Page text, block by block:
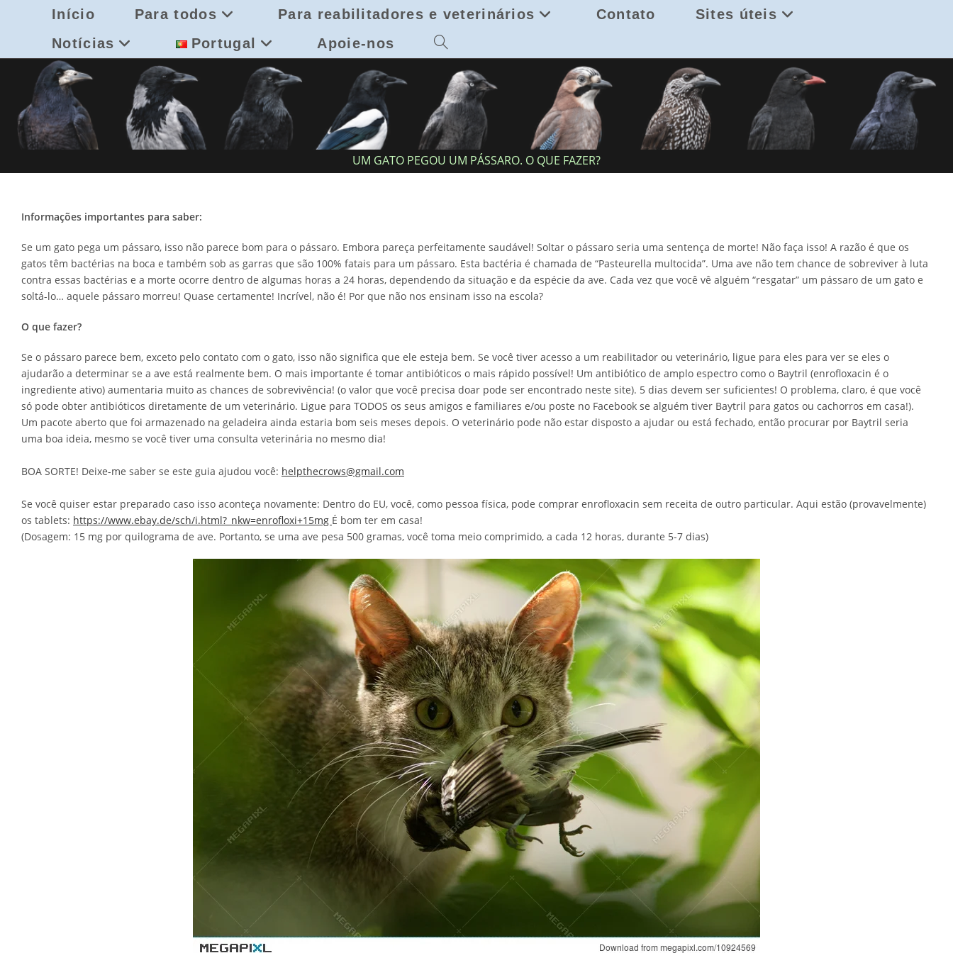
Início Para todos Para reabilitadores e veterinários Contato
Sites úteis
Notícias
Portugal Apoie-nos Toggle
website
search
UM GATO PEGOU UM PÁSSARO. O QUE FAZER?
Informações importantes para saber:
Se um gato pega um pássaro, isso não parece bom para o pássaro. Embora pareça perfeitamente saudável! Soltar o pássaro seria uma sentença de morte! Não faça isso! A razão é que os
gatos têm bactérias na boca e também sob as garras que são 100% fatais para um pássaro. Esta bactéria é chamada de “Pasteurella multocida”. Uma ave não tem chance de sobreviver à luta
contra essas bactérias e a morte ocorre dentro de algumas horas a 24 horas, dependendo da situação e da espécie da ave. Cada vez que você vê alguém “resgatar” um pássaro de um gato e
soltá-lo… aquele pássaro morreu! Quase certamente! Incrível, não é! Por que não nos ensinam isso na escola?
O que fazer?
Se o pássaro parece bem, exceto pelo contato com o gato, isso não significa que ele esteja bem. Se você tiver acesso a um reabilitador ou veterinário, ligue para eles para ver se eles o
ajudarão a determinar se a ave está realmente bem. O mais importante é tomar antibióticos o mais rápido possível! Um antibiótico de amplo espectro como o Baytril (enrofloxacin é o
ingrediente ativo) aumentaria muito as chances de sobrevivência! (o valor que você precisa doar pode ser encontrado neste site). 5 dias devem ser suficientes! O problema, claro, é que você
só pode obter antibióticos diretamente de um veterinário. Ligue para TODOS os seus amigos e familiares e/ou poste no Facebook se alguém tiver Baytril para gatos ou cachorros em casa!).
Um pacote aberto que foi armazenado na geladeira ainda estaria bom seis meses depois. O veterinário pode não estar disposto a ajudar ou está fechado, então procurar por Baytril seria
uma boa ideia, mesmo se você tiver uma consulta veterinária no mesmo dia!
BOA SORTE! Deixe-me saber se este guia ajudou você: helpthecrows@gmail.com
Se você quiser estar preparado caso isso aconteça novamente: Dentro do EU, você, como pessoa física, pode comprar enrofloxacin sem receita de outro particular. Aqui estão (provavelmente)
os tablets: https://www.ebay.de/sch/i.html?_nkw=enrofloxi+15mg É bom ter em casa!
(Dosagem: 15 mg por quilograma de ave. Portanto, se uma ave pesa 500 gramas, você toma meio comprimido, a cada 12 horas, durante 5-7 dias)